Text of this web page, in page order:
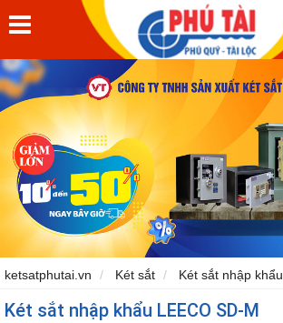
ketsatphutai.vn Két sắt Két sắt nhập khẩu
Két sắt nhập khẩu LEECO SD-M